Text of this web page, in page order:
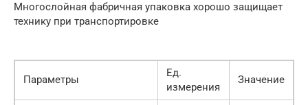
Многослойная фабричная упаковка хорошо защищает
технику при транспортировке
Параметры
Ед.
измерения
Значение